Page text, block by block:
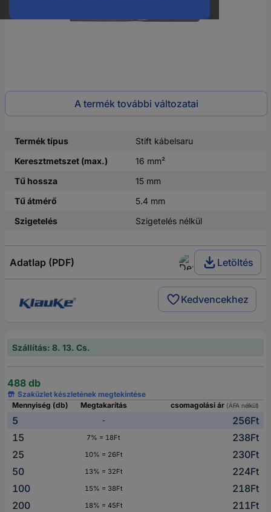
A termék további változatai
Termék típus
Stift kábelsaru
Keresztmetszet (max.)
16 mm²
Tű hossza
15 mm
Tű átmérő
5.4 mm
Szigetelés
Szigetelés nélkül
Adatlap (PDF) Letöltés
Kedvencekhez
Szállítás: 8. 13. Cs.
488 db
Szaküzlet készletének megtekintése
Mennyiség (db)
Megtakarítás csomagolási ár (ÁFA nélkül)
5 -
256Ft
15
7% = 18Ft
238Ft
25
10% = 26Ft
230Ft
50
13% = 32Ft
224Ft
100
15% = 38Ft
218Ft
200
18% = 45Ft
211Ft